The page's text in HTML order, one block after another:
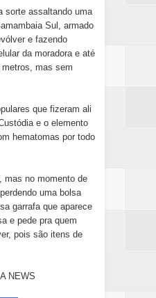
sorte assaltando uma
Sul, armado
e fazendo
da moradora e até
mas sem
que fizeram ali
e o elemento
hematomas por todo
mas no momento de
uma bolsa
garrafa que aparece
e pede pra quem
pois são itens de
NEWS